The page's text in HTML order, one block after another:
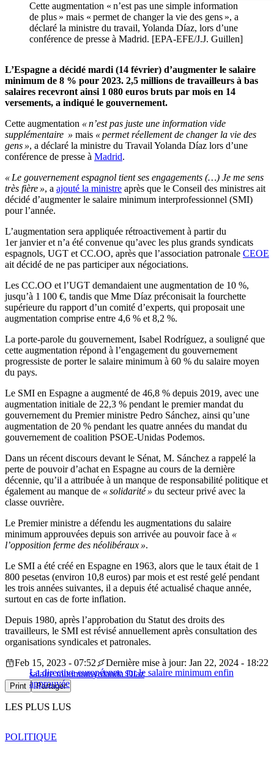
Cette augmentation « n’est pas une simple information
de plus » mais « permet de changer la vie des gens », a
déclaré la ministre du travail, Yolanda Díaz, lors d’une
conférence de presse à Madrid. [EPA-EFE/J.J. Guillen]
L’Espagne a décidé mardi (14 février) d’augmenter le salaire
minimum de 8 % pour 2023. 2,5 millions de travailleurs à bas
salaires recevront ainsi 1 080 euros bruts par mois en 14
versements, a indiqué le gouvernement.
Cette augmentation « n’est pas juste une information vide
supplémentaire » mais « permet réellement de changer la vie des
gens », a déclaré la ministre du Travail Yolanda Díaz lors d’une
conférence de presse à Madrid.
« Le gouvernement espagnol tient ses engagements (…) Je me sens
très fière », a ajouté la ministre après que le Conseil des ministres ait
décidé d’augmenter le salaire minimum interprofessionnel (SMI)
pour l’année.
L’augmentation sera appliquée rétroactivement à partir du
1er janvier et n’a été convenue qu’avec les plus grands syndicats
espagnols, UGT et CC.OO, après que l’association patronale CEOE
ait décidé de ne pas participer aux négociations.
Les CC.OO et l’UGT demandaient une augmentation de 10 %,
jusqu’à 1 100 €, tandis que Mme Díaz préconisait la fourchette
supérieure du rapport d’un comité d’experts, qui proposait une
augmentation comprise entre 4,6 % et 8,2 %.
La porte-parole du gouvernement, Isabel Rodríguez, a souligné que
cette augmentation répond à l’engagement du gouvernement
progressiste de porter le salaire minimum à 60 % du salaire moyen
du pays.
Le SMI en Espagne a augmenté de 46,8 % depuis 2019, avec une
augmentation initiale de 22,3 % pendant le premier mandat du
gouvernement du Premier ministre Pedro Sánchez, ainsi qu’une
augmentation de 20 % pendant les quatre années du mandat du
gouvernement de coalition PSOE-Unidas Podemos.
Dans un récent discours devant le Sénat, M. Sánchez a rappelé la
perte de pouvoir d’achat en Espagne au cours de la dernière
décennie, qu’il a attribuée à un manque de responsabilité politique et
également au manque de « solidarité » du secteur privé avec la
classe ouvrière.
Le Premier ministre a défendu les augmentations du salaire
minimum approuvées depuis son arrivée au pouvoir face à «
l’opposition ferme des néolibéraux ».
Le SMI a été créé en Espagne en 1963, alors que le taux était de 1
800 pesetas (environ 10,8 euros) par mois et est resté gelé pendant
les trois années suivantes, il a depuis été actualisé chaque année,
surtout en cas de forte inflation.
Depuis 1980, après l’approbation du Statut des droits des
travailleurs, le SMI est révisé annuellement après consultation des
organisations syndicales et patronales.
La directive européenne sur le salaire minimum enfin
approuvée
Feb 15, 2023 - 07:52
Dernière mise à jour: Jan 22, 2024 - 18:22
salaire minimumyolanda Diaz
Print Partager
LES PLUS LUS
POLITIQUE